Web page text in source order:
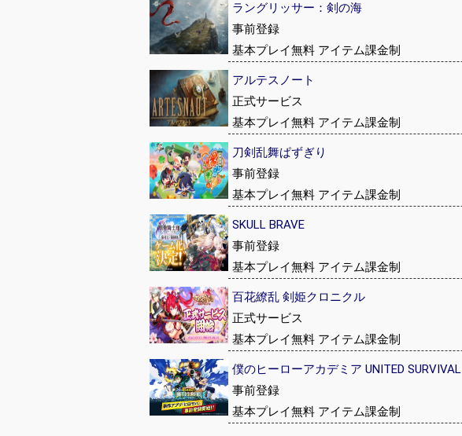
ラングリッサー：剣の海
事前登録
基本プレイ無料 アイテム課金制
アルテスノート
正式サービス
基本プレイ無料 アイテム課金制
刀剣乱舞ぱずぎり
事前登録
基本プレイ無料 アイテム課金制
SKULL BRAVE
事前登録
基本プレイ無料 アイテム課金制
百花繚乱 剣姫クロニクル
正式サービス
基本プレイ無料 アイテム課金制
僕のヒーローアカデミア UNITED SURVIVAL
事前登録
基本プレイ無料 アイテム課金制